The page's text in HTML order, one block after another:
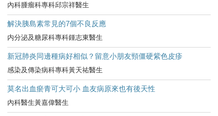
內科腫瘤科專科邱宗祥醫生
解決胰島素常見的7個不良反應
内分泌及糖尿科專科鍾志東醫生
新冠肺炎同邊種病好相似？留意小朋友頸僵硬紫色皮疹
感染及傳染病科專科黃天祐醫生
莫名出血瘀青可大可小 血友病原來也有後天性
內科醫生黃嘉偉醫生